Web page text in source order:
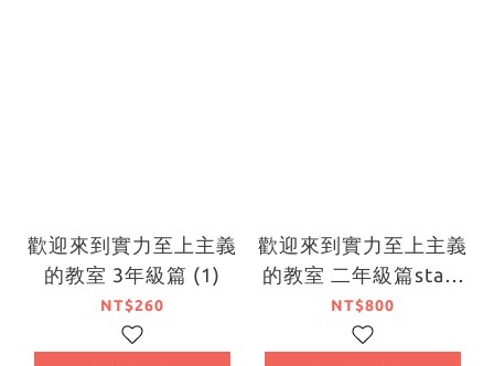
歡迎來到實力至上主義
的教室 3年級篇 (1)
NT$260
歡迎來到實力至上主義
的教室 二年級篇start
トモセシュンサク Art
Works
NT$800